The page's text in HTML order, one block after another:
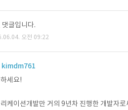
댓글입니다.
오전 09:22
kimdm761
세요!
케이션개발만 거의 9년차 진행한 개발자로